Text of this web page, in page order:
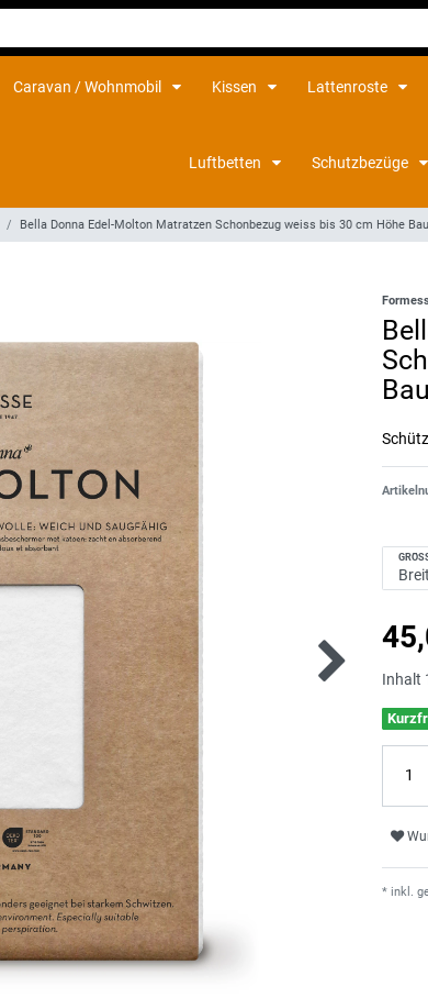
Caravan / Wohnmobil Kissen Lattenroste
Luftbetten Schutzbezüge
Bella Donna Edel-Molton Matratzen Schonbezug weiss bis 30 cm Höhe
Inhalt
* inkl.